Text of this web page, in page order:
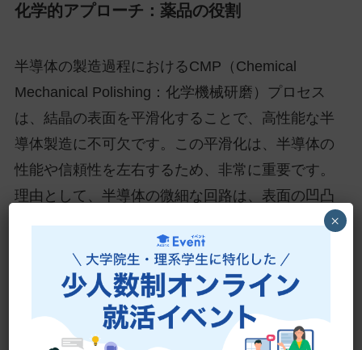
化学的アプローチ：薬品の役割
半導体の製造過程におけるCMP（Chemical
Mechanical Polishing：化学機械研磨）プロセス
は、結晶の表面を平滑化することで、高性能な半
導体製造に不可欠です。この平滑化は、半導体の
性能や信頼性を左右するため、非常に重要です。
理由として、半導体の微細な回路は、表面の凹凸
によって信号の伝達速度が影響を受けるため、こ
の凹凸を最小限に抑える必要があります。CMP
プロセスでは、化学薬品を用いて半導体表面の不
要な部分を化学的に除去し、機械的研磨により表
面を平滑化します。
×